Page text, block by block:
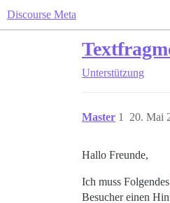
Discourse Meta
Unterstützung
Master 20. Mai
1
Hallo Freunde,
Ich muss
Besucher einen